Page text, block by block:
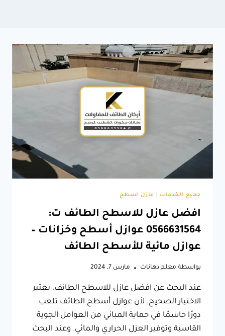
جميع الخدمات عازل اسطح
افضل عازل للاسطح الطائف ت:
0566631564 عوازل أسطح وخزانات –
عوازل مائية للأسطح الطائف
بواسطة معلم دهانات مارس 7, 2024
عند البحث عن افضل عازل للاسطح الطائف، يعتبر
الاختيار الصحيح. لأن عوازل أسطح الطائف تلعب
دورًا حاسمًا في حماية المباني من العوامل الجوية
القاسية وتوفير العزل الحراري والمائي. وعند البحث